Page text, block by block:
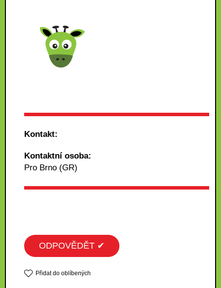
Kontakt:
Kontaktní osoba:
Pro Brno (GR)
ODPOVĚDĚT ✔
Přidat do oblíbených